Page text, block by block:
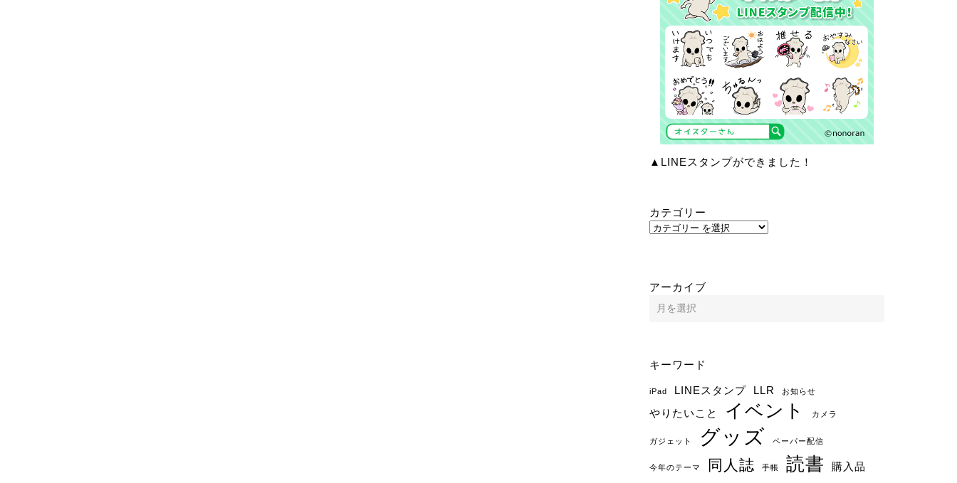
▲LINEスタンプができました！
カテゴリー
アーカイブ
キーワード
iPad LINEスタンプ LLR お知らせ
やりたいこと イベント カメラ
ガジェット グッズ ペーパー配信
今年のテーマ 同人誌 手帳 読書 購入品